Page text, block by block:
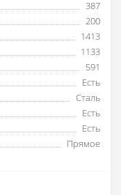
387
200
1413
1133
591
Есть
Сталь
Есть
Есть
Прямое